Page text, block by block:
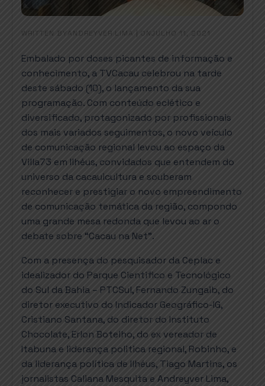
WRITTEN BY ANDREYVER LIMA ONJULHO 11, 2021
Embalado por doses picantes de informação e
conhecimento, a TVCacau celebrou na tarde
deste sábado (10), o lançamento da sua
programação. Com conteúdo eclético e
diversificado, protagonizado por profissionais
dos mais variados seguimentos, o novo veículo
de comunicação regional levou ao espaço da
Villa73 em Ilhéus, convidados que entendem do
universo da cacauicultura e souberam
reconhecer e prestigiar o novo empreendimento
de comunicação temática da região, compondo
uma grande mesa redonda que levou ao ar o
debate sobre “Cacau na Net”.
Com a presença do pesquisador da Ceplac e
idealizador do Parque Cientifico e Tecnológico
do Sul da Bahia – PTCSul, Fernando Zungaib, do
diretor executivo do Indicador Geográfico-IG,
Cristiano Santana, do diretor do Instituto
Chocolate, Erlon Botelho, do ex vereador de
Itabuna e liderança politica regional, Robinho, e
da liderança política de Ilhéus, Tiago Martins, os
jornalistas Caliana Mesquita e Andreyver Lima,